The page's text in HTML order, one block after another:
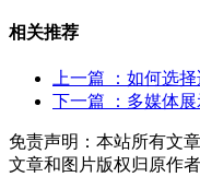
相关推荐
上一篇
：如何选
下一篇
：多媒体
免责声明：本站所有文
文章和图片版权归原作